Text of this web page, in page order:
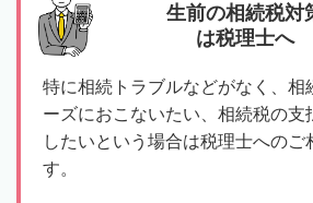
生前の相続税対
は税理士へ
特に相続トラブルなどがなく、相
ーズにおこないたい、相続税の支
したいという場合は税理士へのご
す。